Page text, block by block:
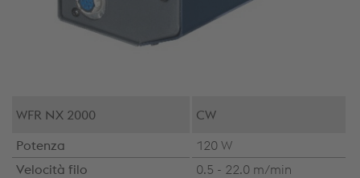
WFR NX 2000
CW
Potenza
120 W
Velocità filo
0.5 - 22.0 m/min